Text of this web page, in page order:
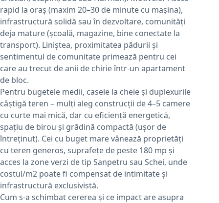
rapid la oraș (maxim 20–30 de minute cu mașina),
infrastructură solidă sau în dezvoltare, comunități
deja mature (școală, magazine, bine conectate la
transport). Liniștea, proximitatea pădurii și
sentimentul de comunitate primează pentru cei
care au trecut de anii de chirie într-un apartament
de bloc.
Pentru bugetele medii, casele la cheie și duplexurile
câștigă teren – mulți aleg construcții de 4–5 camere
cu curte mai mică, dar cu eficiență energetică,
spațiu de birou și grădină compactă (ușor de
întreținut). Cei cu buget mare vânează proprietăți
cu teren generos, suprafețe de peste 180 mp și
acces la zone verzi de tip Sanpetru sau Schei, unde
costul/m2 poate fi compensat de intimitate și
infrastructură exclusivistă.
Cum s-a schimbat cererea și ce impact are asupra